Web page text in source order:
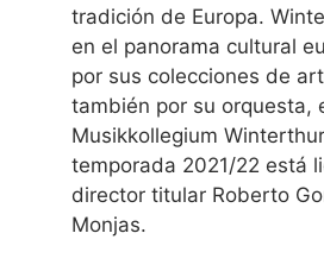
tradición de Europa.
en el panorama cultural
por sus colecciones de
también por su orquesta,
Musikkollegium
temporada 2021/22 está
director titular Roberto
Monjas.